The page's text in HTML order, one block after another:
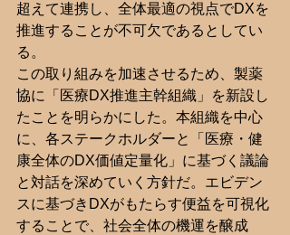
超えて連携し、全体最適の視点でDXを
推進することが不可欠であるとしてい
る。
この取り組みを加速させるため、製薬
協に「医療DX推進主幹組織」を新設し
たことを明らかにした。本組織を中心
に、各ステークホルダーと「医療・健
康全体のDX価値定量化」に基づく議論
と対話を深めていく方針だ。エビデン
スに基づきDXがもたらす便益を可視化
することで、社会全体の機運を醸成